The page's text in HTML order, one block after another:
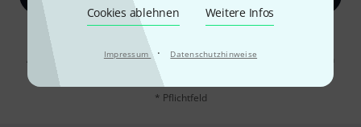
Cookies ablehnen Weitere Infos
Impressum · Datenschutzhinweise
Mit Klick auf „Jetzt anmelden“ stimmen Sie dem Erhalt von E-Mail-
Werbung und einer Messung des E-Mail-Nutzungsverhaltens zu. Die
Abmeldung ist jederzeit möglich. Weitere Informationen finden Sie in
Datenschutzhinweisen
* Pflichtfeld